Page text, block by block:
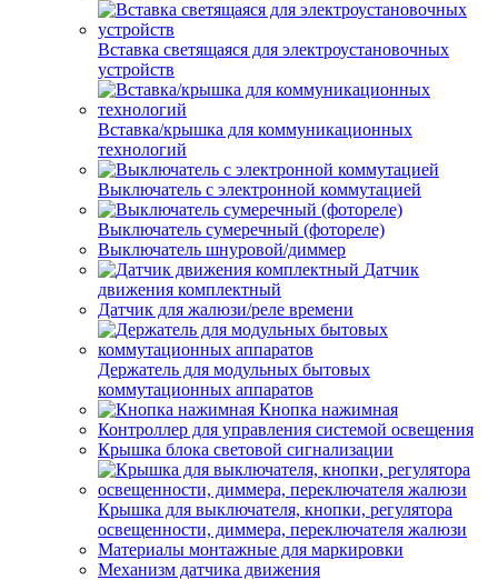
Вставка светящаяся для электроустановочных
устройств
Вставка/крышка для коммуникационных
технологий
Выключатель с электронной коммутацией
Выключатель сумеречный (фотореле)
Выключатель шнуровой/диммер
Датчик
движения комплектный
Датчик для жалюзи/реле времени
Держатель для модульных бытовых
коммутационных аппаратов
Кнопка нажимная
Контроллер для управления системой освещения
Крышка блока световой сигнализации
Крышка для выключателя, кнопки, регулятора
освещенности, диммера, переключателя жалюзи
Материалы монтажные для маркировки
Механизм датчика движения